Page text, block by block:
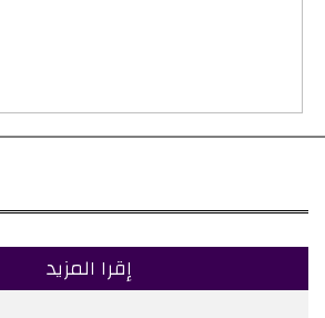
إقرا المزيد